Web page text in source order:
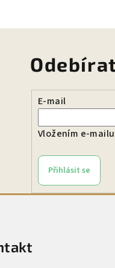
E-mail
Vložením e-
Přihlásit se